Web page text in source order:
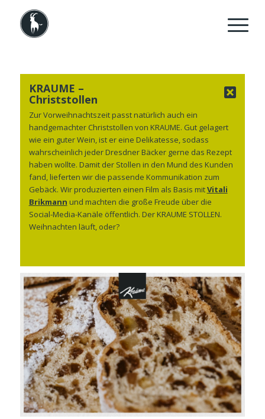
KRAUME –
Christstollen
Zur Vorweihnachtszeit passt natürlich auch ein
handgemachter Christstollen von KRAUME. Gut gelagert
wie ein guter Wein, ist er eine Delikatesse, sodass
wahrscheinlich jeder Dresdner Bäcker gerne das Rezept
haben wollte. Damit der Stollen in den Mund des Kunden
fand, lieferten wir die passende Kommunikation zum
Gebäck. Wir produzierten einen Film als Basis mitVitali
Brikmann und machten die große Freude über die
Social-Media-Kanäle öffentlich. Der KRAUME STOLLEN.
Weihnachten läuft, oder?